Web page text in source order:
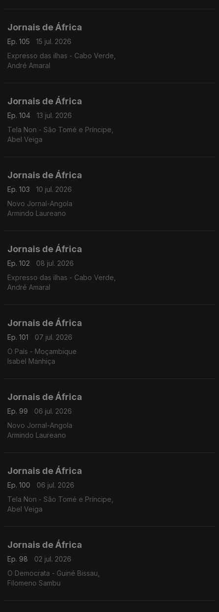
Jornais de África
Ep. 105
15 jul. 2026
Expresso das ilhas - Cabo Verde,
André Amaral
Jornais de África
Ep. 104
13 jul. 2026
Tela Non - São Tomé e Príncipe,
Abel Veiga
Jornais de África
Ep. 103
10 jul. 2026
Novo Jornal-Angola
Armindo Laureano
Jornais de África
Ep. 102
08 jul. 2026
Expresso das ilhas - Cabo Verde,
André Amaral
Jornais de África
Ep. 101
07 jul. 2026
O País - Moçambique
Isabel Manhiça
Jornais de África
Ep. 99
06 jul. 2026
Novo Jornal-Angola
Armindo Laureano
Jornais de África
Ep. 100
06 jul. 2026
Tela Non - São Tomé e Príncipe,
Abel Veiga
Jornais de África
Ep. 98
02 jul. 2026
O Democrata - Guiné Bissau,
Filomeno Sambu